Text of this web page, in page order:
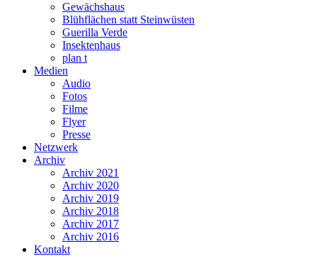
Gewächshaus
Blühflächen statt Steinwüsten
Guerilla Verde
Insektenhaus
plan t
Medien
Audio
Fotos
Filme
Flyer
Presse
Netzwerk
Archiv
Archiv 2021
Archiv 2020
Archiv 2019
Archiv 2018
Archiv 2017
Archiv 2016
Kontakt